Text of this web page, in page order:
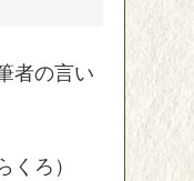
者の言い
くろ）